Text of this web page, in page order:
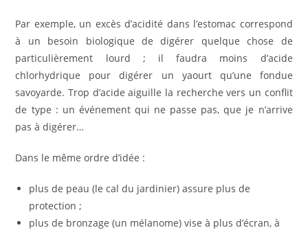
Par exemple, un excès d’acidité dans l’estomac correspond
à un besoin biologique de digérer quelque chose de
particulièrement lourd ; il faudra moins d’acide
chlorhydrique pour digérer un yaourt qu’une fondue
savoyarde. Trop d’acide aiguille la recherche vers un conflit
de type : un événement qui ne passe pas, que je n’arrive
pas à digérer…
Dans le même ordre d’idée :
plus de peau (le cal du jardinier) assure plus de
protection ;
plus de bronzage (un mélanome) vise à plus d’écran, à